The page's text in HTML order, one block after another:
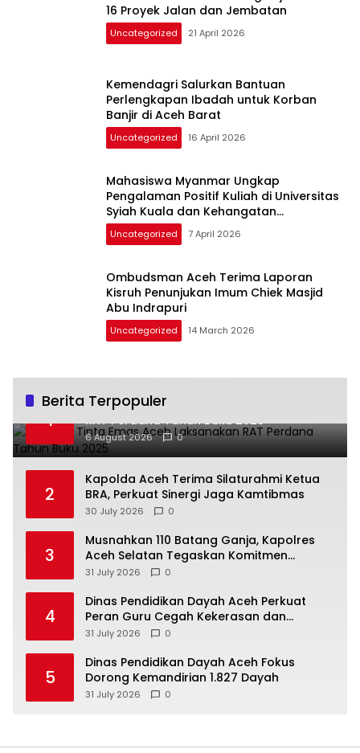
16 Proyek Jalan dan Jembatan
Uncategorized 21 April 2026
Kemendagri Salurkan Bantuan
Perlengkapan Ibadah untuk Korban
Banjir di Aceh Barat
Uncategorized 16 April 2026
Mahasiswa Myanmar Ungkap
Pengalaman Positif Kuliah di Universitas
Syiah Kuala dan Kehangatan
Masyarakat Aceh
Uncategorized 7 April 2026
Ombudsman Aceh Terima Laporan
Kisruh Penunjukan Imum Chiek Masjid
Abu Indrapuri
Uncategorized 14 March 2026
Berita Terpopuler
1
Koperasi Tinta Emas Aceh Laksanakan
RAT Perdana Tahun Buku 2025
6 August 2026 0
2
Kapolda Aceh Terima Silaturahmi Ketua
BRA, Perkuat Sinergi Jaga Kamtibmas
30 July 2026 0
3
Musnahkan 110 Batang Ganja, Kapolres
Aceh Selatan Tegaskan Komitmen
Berantas Narkotika
31 July 2026 0
4
Dinas Pendidikan Dayah Aceh Perkuat
Peran Guru Cegah Kekerasan dan
Perundungan di Lingkungan Santri
31 July 2026 0
5
Dinas Pendidikan Dayah Aceh Fokus
Dorong Kemandirian 1.827 Dayah
31 July 2026 0